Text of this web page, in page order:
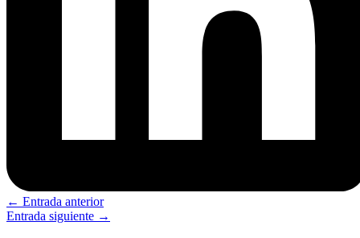
← Entrada anterior
Entrada siguiente →